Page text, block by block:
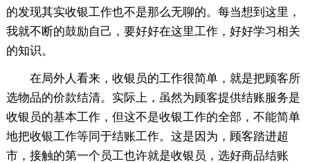
的发现其实收银工作也不是那么无聊的。每当想到这里，
我就不断的鼓励自己，要好好在这里工作，好好学习相关
的知识。
在局外人看来，收银员的工作很简单，就是把顾客所
选物品的价款结清。实际上，虽然为顾客提供结账服务是
收银员的基本工作，但这不是收银工作的全部，不能简单
地把收银工作等同于结账工作。这是因为，顾客踏进超
市，接触的第一个员工也许就是收银员，选好商品结账